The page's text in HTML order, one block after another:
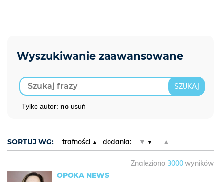
Tylko autor: nc usuń
SORTUJ WG: trafności dodania: ▼ ▲
Znaleziono 3000 wyników
OPOKA NEWS